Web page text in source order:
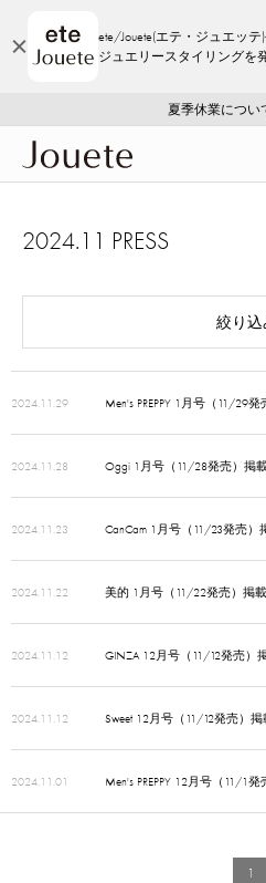
ete/Jouete(エテ・ジュエッ
ジュエリースタイリングを発
採用のご
ご注文いただいたお品物
夏季休業につい
WEB LIMITED
採用のご
ご注文いただいたお品物
2024.11 PRESS
絞り込
2024.11.29 Men's PREPPY 1月号（11/29
2024.11.28 Oggi 1月号（11/28発売）掲
2024.11.23 CanCam 1月号（11/23発売）
2024.11.22 美的 1月号（11/22発売）掲
2024.11.12 GINZA 12月号（11/12発売）
2024.11.12 Sweet 12月号（11/12発売）
2024.11.01 Men's PREPPY 12月号（11/1
1